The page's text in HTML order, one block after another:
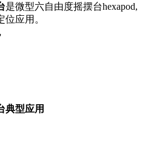
是微型六自由度摇摆台hexapod,
应用。
典型应用